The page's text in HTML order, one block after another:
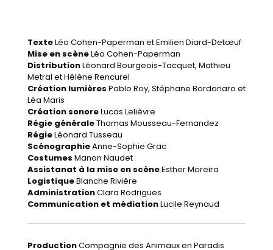
TexteLéo Cohen-Paperman et Emilien Diard-Detœuf
Mise en scèneLéo Cohen-Paperman
DistributionLéonard Bourgeois-Tacquet, Mathieu
Metral et Hélène Rencurel
Création lumières Pablo Roy, Stéphane Bordonaro et
Léa Maris
Création sonoreLucas Lelièvre
Régie généraleThomas Mousseau-Fernandez
RégieLéonard Tusseau
ScénographieAnne-Sophie Grac
Costumes Manon Naudet
Assistanat à la mise en scèneEsther Moreira
LogistiqueBlanche Rivière
AdministrationClara Rodrigues
Communication et médiationLucile Reynaud
ProductionCompagnie des Animaux en Paradis